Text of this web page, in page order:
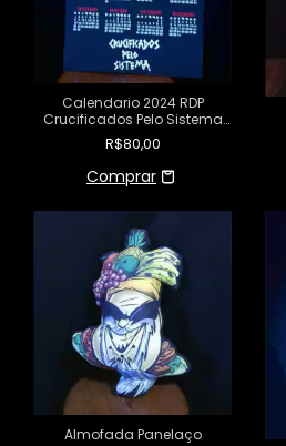
Calendario 2024 RDP
Crucificados Pelo Sistema
Assinado Por JG
R$80,00
Almofada Panelaço